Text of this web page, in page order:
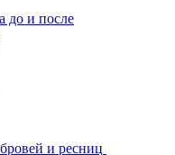
до и после
и ресниц